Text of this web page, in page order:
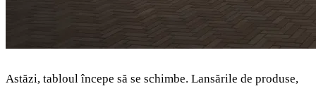
Astăzi, tabloul începe să se schimbe. Lansările de produse,